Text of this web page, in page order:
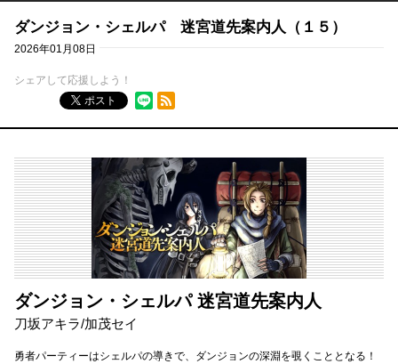
ダンジョン・シェルパ 迷宮道先案内人（１５）
2026年01月08日
シェアして応援しよう！
ポスト
RSSフィード
ダンジョン・シェルパ 迷宮道先案内人
刀坂アキラ/加茂セイ
勇者パーティーはシェルパの導きで、ダンジョンの深淵を覗くこととなる！